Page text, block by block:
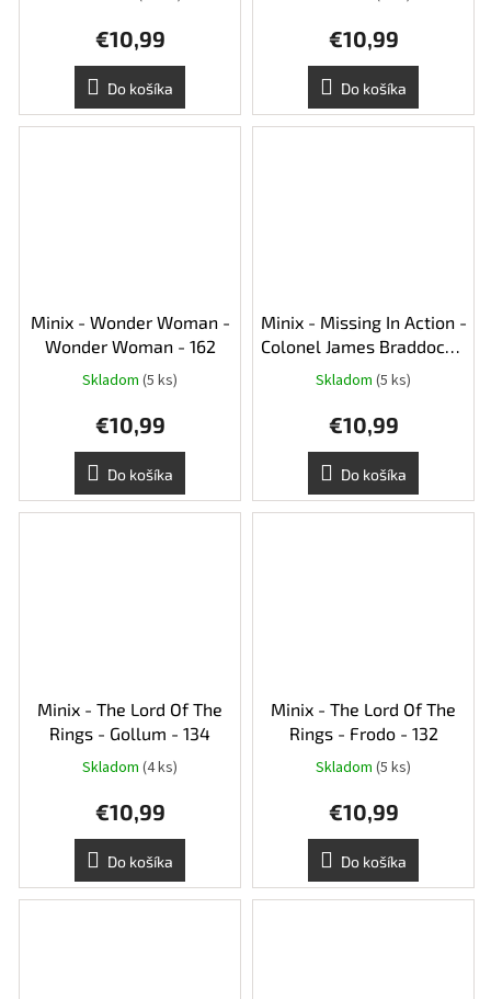
€10,99
Do košíka
€10,99
Do košíka
Minix - Wonder Woman -
Wonder Woman - 162
Skladom (5 ks)
€10,99
Do košíka
Minix - Missing In Action -
Colonel James Braddock -
152
Skladom (5 ks)
€10,99
Do košíka
Minix - The Lord Of The
Rings - Gollum - 134
Skladom (4 ks)
€10,99
Do košíka
Minix - The Lord Of The
Rings - Frodo - 132
Skladom (5 ks)
€10,99
Do košíka